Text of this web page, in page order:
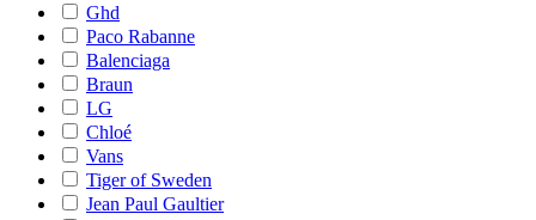
Ghd
Paco Rabanne
Balenciaga
Braun
LG
Chloé
Vans
Tiger of Sweden
Jean Paul Gaultier